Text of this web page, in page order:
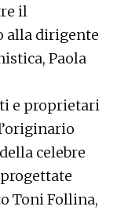
il
alla dirigente
Paola
e proprietari
celebre
Toni Follina,